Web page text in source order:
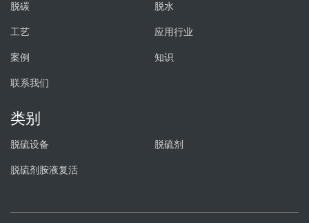
脱碳 脱水
工艺 应用行业
案例 知识
联系我们
类别
脱硫设备 脱硫剂
脱硫剂胺液复活